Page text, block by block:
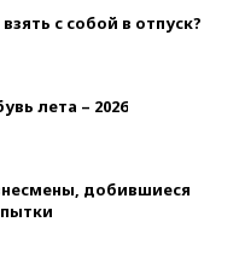
с собой в отпуск?
лета – 2026
добившиеся